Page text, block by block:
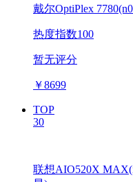
戴尔OptiPlex
热度指数100
暂无评分
￥8699
TOP
30
联想AIO520X